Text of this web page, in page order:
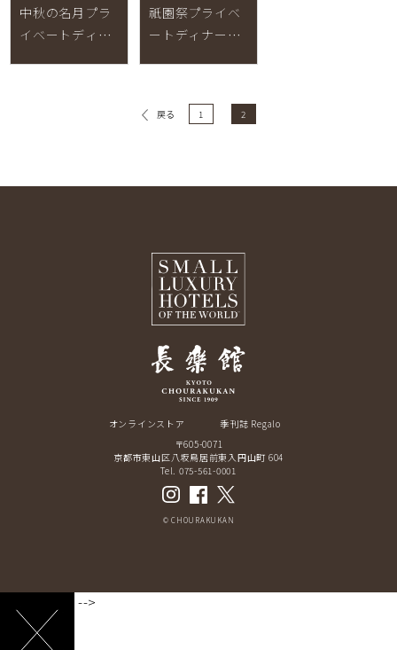
中秋の名月プラ
イベートディナ
祇園祭プライベ
ートディナー
戻る 1 2
オンラインストア
季刊誌 Regalo
〒605-0071
京都市東山区八坂鳥居前東入円山町 604
Tel. 075-561-0001
© CHOURAKUKAN
-->